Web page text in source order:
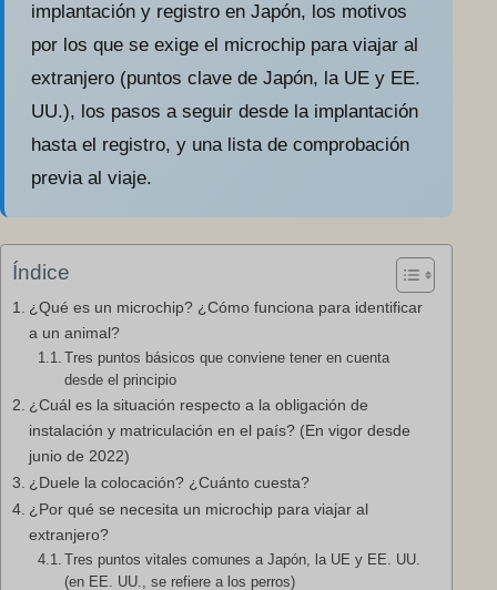
implantación y registro en Japón, los motivos
por los que se exige el microchip para viajar al
extranjero (puntos clave de Japón, la UE y EE.
UU.), los pasos a seguir desde la implantación
hasta el registro, y una lista de comprobación
previa al viaje.
Índice
¿Qué es un microchip? ¿Cómo funciona para identificar
a un animal?
Tres puntos básicos que conviene tener en cuenta
desde el principio
¿Cuál es la situación respecto a la obligación de
instalación y matriculación en el país? (En vigor desde
junio de 2022)
¿Duele la colocación? ¿Cuánto cuesta?
¿Por qué se necesita un microchip para viajar al
extranjero?
Tres puntos vitales comunes a Japón, la UE y EE. UU.
(en EE. UU., se refiere a los perros)